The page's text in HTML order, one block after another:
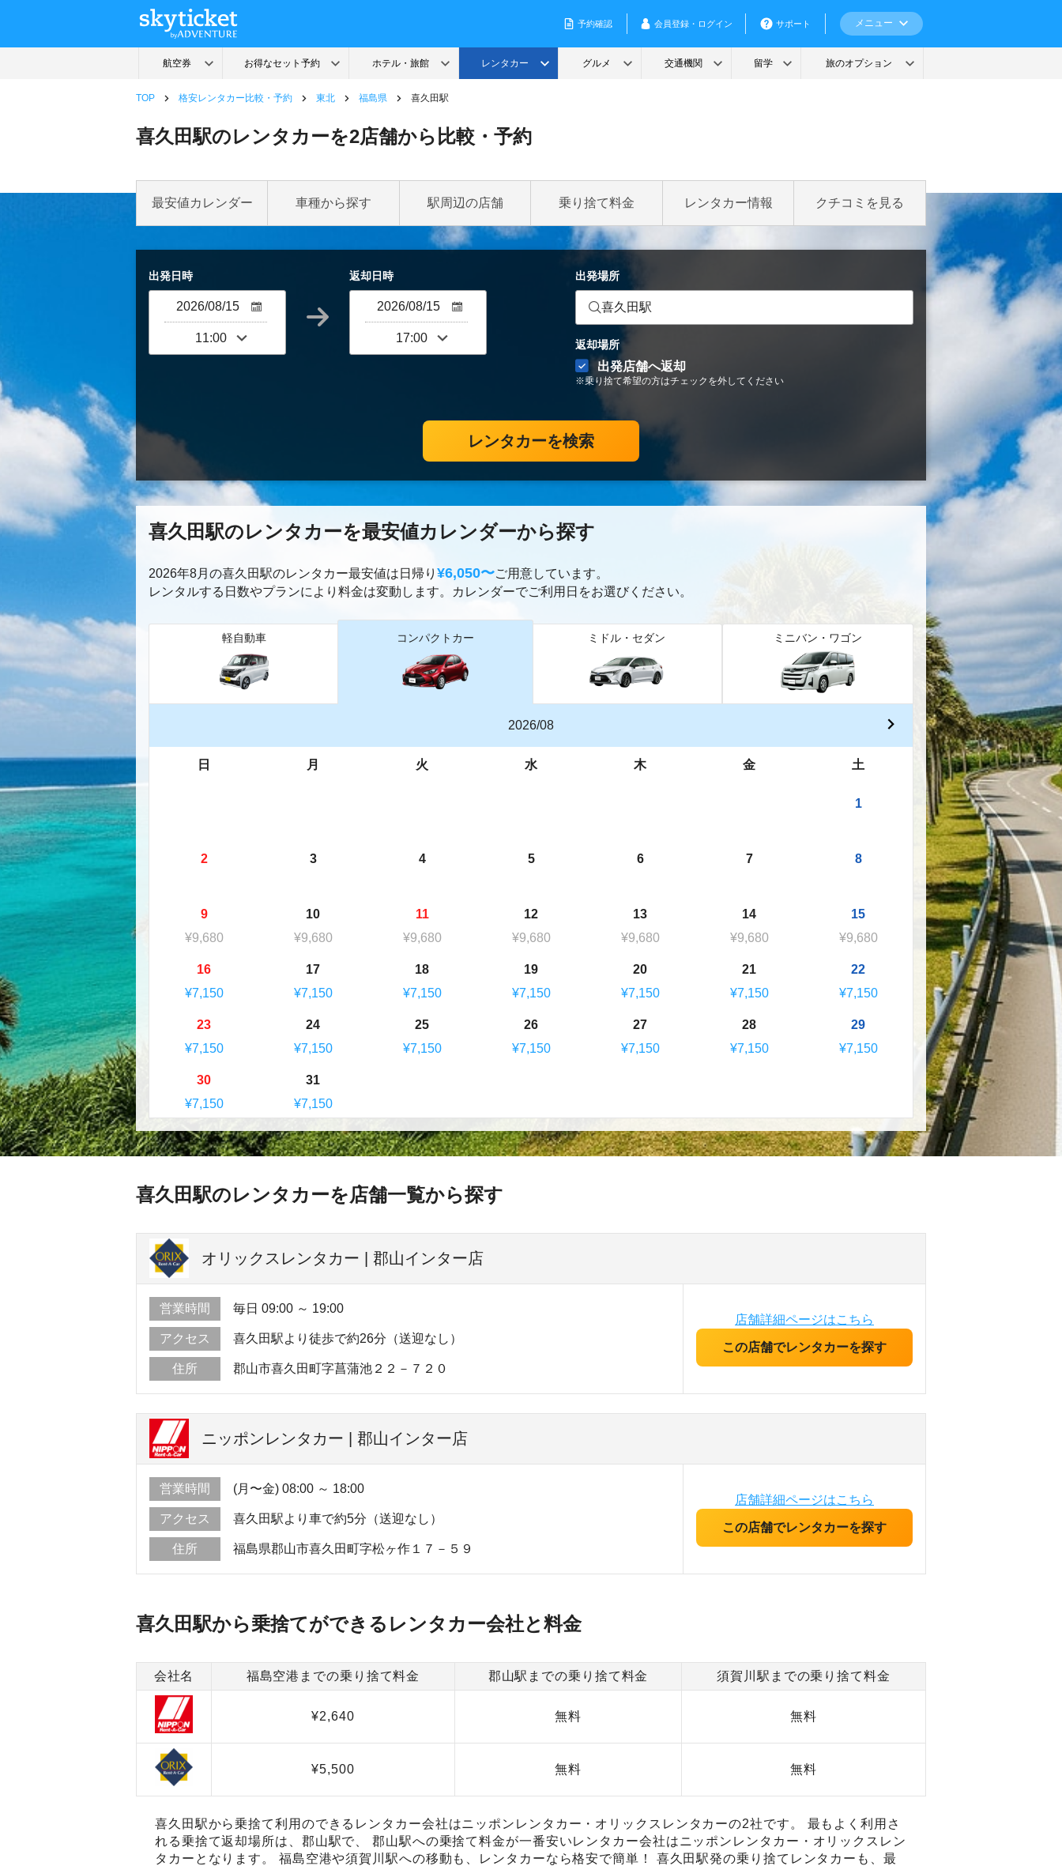
TOP 格安レンタカー比較・予約 東北 福島県 喜久田駅
喜久田駅のレンタカーを2店舗から比較・予約
最安値カレンダー 車種から探す 駅周辺の店舗 乗り捨て料金 レンタカー情報 クチコミを見る
出発日時 返却日時 出発場所
喜久田駅
返却場所
出発店舗へ返却
※乗り捨て希望の方はチェックを外してください
レンタカーを検索
喜久田駅のレンタカーを最安値カレンダーから探す
2026年8月の喜久田駅のレンタカー最安値は日帰り ¥6,050〜ご用意しています。
レンタルする日数やプランにより料金は変動します。カレンダーでご利用日をお選びください。
軽自動車 コンパクトカー ミドル・セダン ミニバン・ワゴン
2026/08
日 月 火 水 木 金 土
1
2 3 4 5 6 7 8
9
¥9,680
10
¥9,680
11
¥9,680
12
¥9,680
13
¥9,680
14
¥9,680
15
¥9,680
16
¥7,150
17
¥7,150
18
¥7,150
19
¥7,150
20
¥7,150
21
¥7,150
22
¥7,150
23
¥7,150
24
¥7,150
25
¥7,150
26
¥7,150
27
¥7,150
28
¥7,150
29
¥7,150
30
¥7,150
31
¥7,150
喜久田駅のレンタカーを店舗一覧から探す
オリックスレンタカー | 郡山インター店
営業時間 毎日 09:00 ～ 19:00
アクセス 喜久田駅より徒歩で約26分（送迎なし）
住所 郡山市喜久田町字菖蒲池２２－７２０
店舗詳細ページはこちら
この店舗でレンタカーを探す
ニッポンレンタカー | 郡山インター店
営業時間 (月〜金) 08:00 ～ 18:00
アクセス 喜久田駅より車で約5分（送迎なし）
住所 福島県郡山市喜久田町字松ヶ作１７－５９
店舗詳細ページはこちら
この店舗でレンタカーを探す
喜久田駅から乗捨てができるレンタカー会社と料金
会社名 福島空港までの乗り捨て料金 郡山駅までの乗り捨て料金 須賀川駅までの乗り捨て料金
¥2,640 無料 無料
¥5,500 無料 無料
喜久田駅から乗捨て利用のできるレンタカー会社はニッポンレンタカー・オリックスレンタカーの2社です。 最もよく利用さ
れる乗捨て返却場所は、郡山駅で、 郡山駅への乗捨て料金が一番安いレンタカー会社はニッポンレンタカー・オリックスレン
タカーとなります。 福島空港や須賀川駅への移動も、レンタカーなら格安で簡単！ 喜久田駅発の乗り捨てレンタカーも、最